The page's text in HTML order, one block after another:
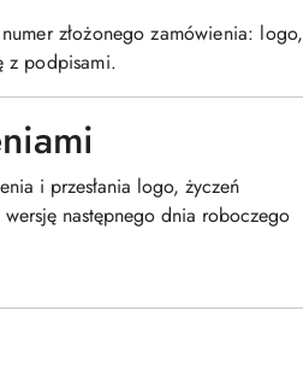
złożonego zamówienia: logo,
z podpisami.
i przesłania logo, życzeń
następnego dnia roboczego